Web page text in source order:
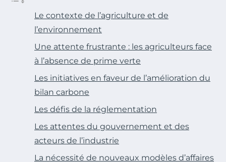
Le contexte de l’agriculture et de
l’environnement
Une attente frustrante : les agriculteurs face
à l’absence de prime verte
Les initiatives en faveur de l’amélioration du
bilan carbone
Les défis de la réglementation
Les attentes du gouvernement et des
acteurs de l’industrie
La nécessité de nouveaux modèles d’affaires